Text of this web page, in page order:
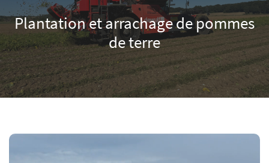
Plantation et arrachage de pommes
de terre